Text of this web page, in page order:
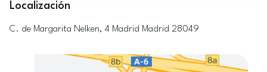
Localización
C. de Margarita Nelken, 4 Madrid Madrid 28049